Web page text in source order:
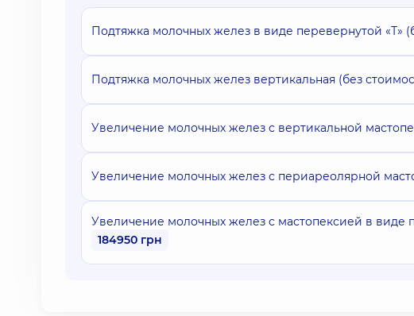
Подтяжка молочных желез в виде перевернутой «Т»
Подтяжка молочных желез вертикальная (без
Увеличение молочных желез с вертикальной
Увеличение молочных желез с периареолярной
Увеличение молочных желез с мастопексией в виде
184950 грн